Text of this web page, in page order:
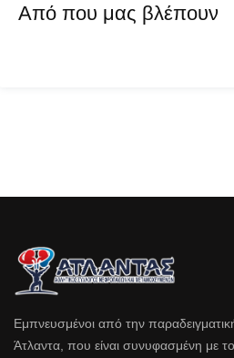
Από που μας βλέπουν
Εμπνευσμένοι από την
Άτλαντα, που είναι συνυφασμένη με